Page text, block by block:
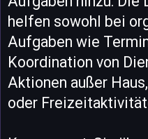
helfen sowohl bei
Aufgaben wie
Koordination von
Aktionen außer
oder